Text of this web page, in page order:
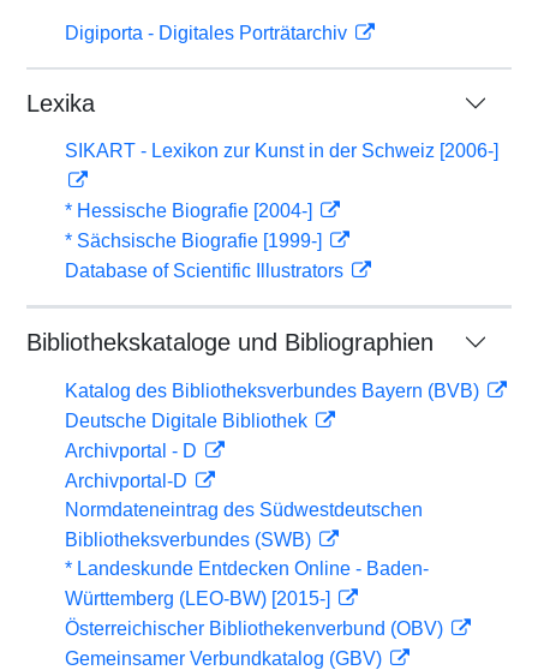
Digiporta - Digitales Porträtarchiv
Lexika
SIKART - Lexikon zur Kunst in der Schweiz [2006-]
* Hessische Biografie [2004-]
* Sächsische Biografie [1999-]
Database of Scientific Illustrators
Bibliothekskataloge und Bibliographien
Katalog des Bibliotheksverbundes Bayern (BVB)
Deutsche Digitale Bibliothek
Archivportal - D
Archivportal-D
Normdateneintrag des Südwestdeutschen
Bibliotheksverbundes (SWB)
* Landeskunde Entdecken Online - Baden-
Württemberg (LEO-BW) [2015-]
Österreichischer Bibliothekenverbund (OBV)
Gemeinsamer Verbundkatalog (GBV)